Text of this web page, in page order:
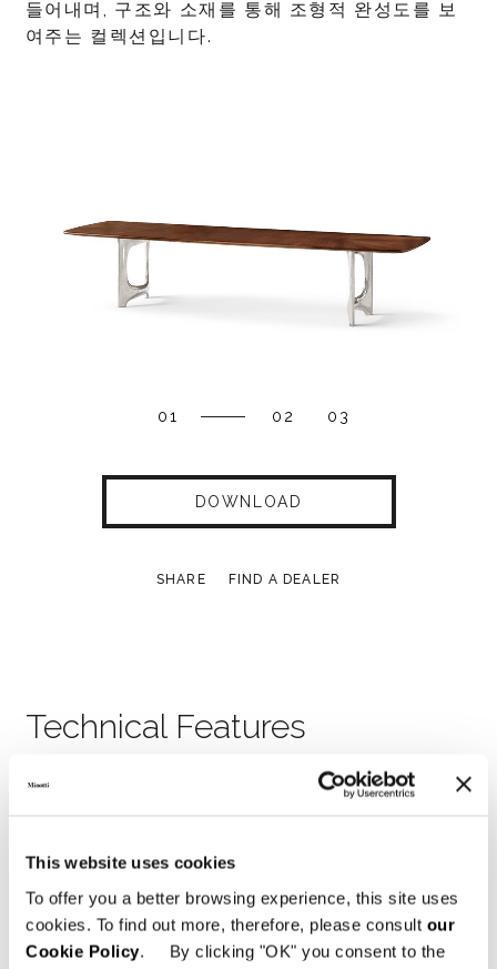
This website uses cookies
To offer you a better browsing experience, this site uses
cookies. To find out more, therefore, please consult our
Cookie Policy. By clicking "OK" you consent to the
들어내며, 구조와 소재를 통해 조형적 완성도를 보
여주는 컬렉션입니다.
01 02 03
DOWNLOAD
SHARE FIND A DEALER
Technical Features